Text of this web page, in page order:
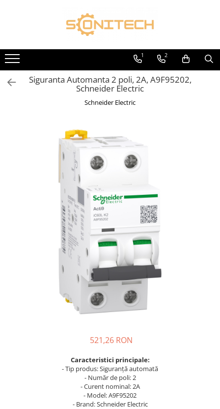
Toate Produsele
FOTOVOLTAICE
Acumulatori
ATS / Comutatoare Transfer
Panouri Fotovoltaice
Sisteme de montaj
Sisteme de prindere
Sisteme Fotovoltaice Complete cu
Busbar Șine Conexiuni
Cabluri și accesorii
Țeavă PVC și copex
Cofrete, dulapuri și doze
Cofrete de plastic și accesorii
Coftere metalice și accesorii
1 2
Siguranta Automanta 2 poli, 2A, A9F95202,
Schneider Electric
Schneider Electric
521,26 RON
Caracteristici principale:
- Tip produs: Siguranță automată
- Număr de poli: 2
- Curent nominal: 2A
- Model: A9F95202
- Brand: Schneider Electric